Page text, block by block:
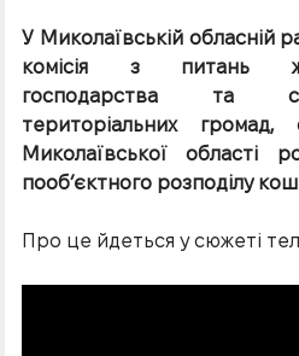
У Миколаївській обласній
комісія з питань
господарства та
територіальних
Миколаївської області
пооб’єктного розподілу
Про це йдеться у сюжеті